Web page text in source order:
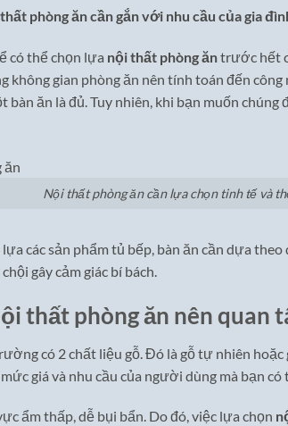
phòng ăn cần gắn với nhu cầu của gia
có thể chọn lựa nội thất phòng ăntrước hết
không gian phòng ăn nên tính toán đến
bàn ăn là đủ. Tuy nhiên, khi bạn muốn
Nội thất phòng ăn cần lựa chọn tinh tế và
các sản phẩm tủ bếp, bàn ăn cần dựa
gây cảm giác bí bách.
thất phòng ăn nên quan
có 2 chất liệu gỗ. Đó là gỗ tự nhiên
giá và nhu cầu của người dùng mà bạn
ẩm thấp, dễ bụi bẩn. Do đó, việc lựa chọn